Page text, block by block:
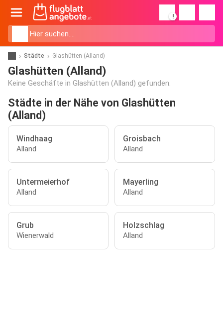
!
Städte Glashütten (Alland)
Glashütten (Alland)
Keine Geschäfte in Glashütten (Alland) gefunden.
Städte in der Nähe von Glashütten
(Alland)
Windhaag
Alland
Groisbach
Alland
Untermeierhof
Alland
Mayerling
Alland
Grub
Wienerwald
Holzschlag
Alland